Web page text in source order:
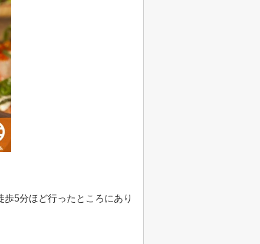
歩5分ほど行ったところにあり